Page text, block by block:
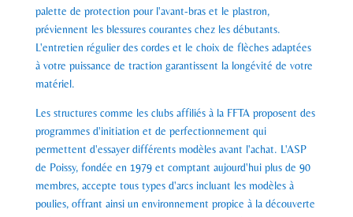
palette de protection pour l'avant-bras et le plastron,
préviennent les blessures courantes chez les débutants.
L'entretien régulier des cordes et le choix de flèches adaptées
à votre puissance de traction garantissent la longévité de votre
matériel.
Les structures comme les clubs affiliés à la FFTA proposent des
programmes d'initiation et de perfectionnement qui
permettent d'essayer différents modèles avant l'achat. L'ASP
de Poissy, fondée en 1979 et comptant aujourd'hui plus de 90
membres, accepte tous types d'arcs incluant les modèles à
poulies, offrant ainsi un environnement propice à la découverte